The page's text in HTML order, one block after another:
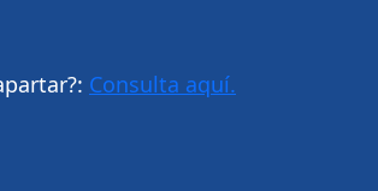
Consulta aquí.